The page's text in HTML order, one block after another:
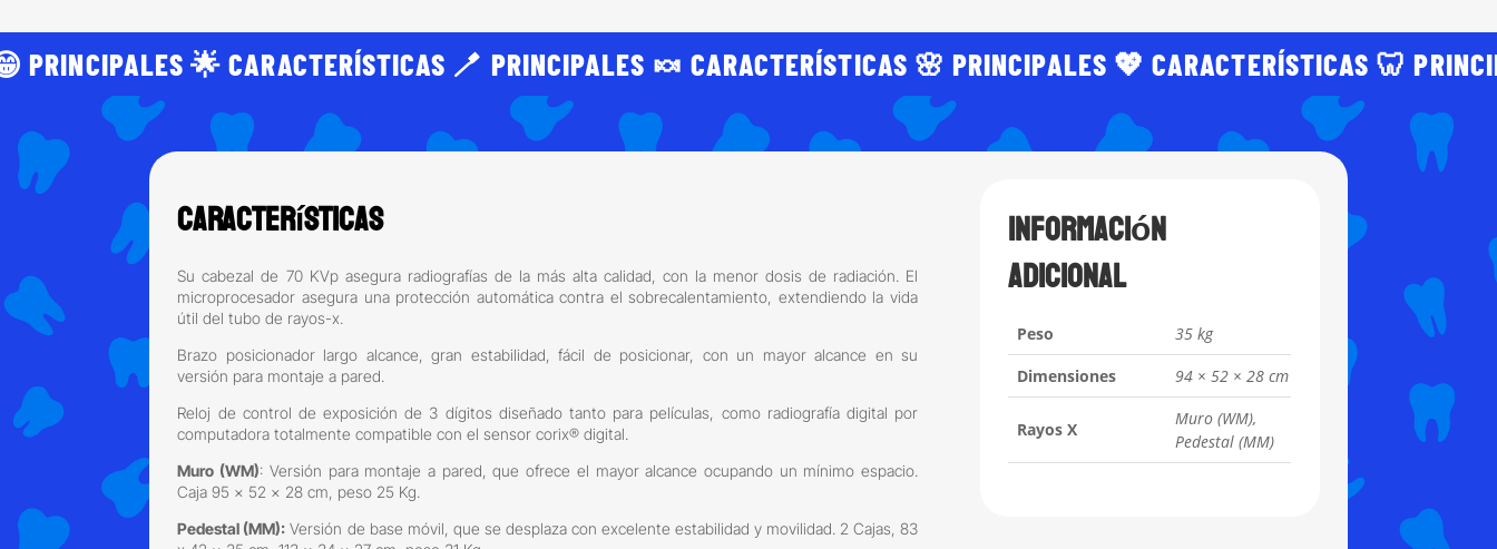
PRINCIPALES 🌟 CARACTERÍSTICAS 🪥 PRINCIPALES 🍬 CARACTERÍSTICAS 🌸 PRINCIPALES 💖 CARACTERÍSTICAS 🦷
Características
Su cabezal de 70 KVp asegura radiografías de la más alta calidad, con la menor dosis de radiación. El
microprocesador asegura una protección automática contra el sobrecalentamiento, extendiendo la vida
útil del tubo de rayos-x.
Brazo posicionador largo alcance, gran estabilidad, fácil de posicionar, con un mayor alcance en su
versión para montaje a pared.
Reloj de control de exposición de 3 dígitos diseñado tanto para películas, como radiografía digital por
computadora totalmente compatible con el sensor corix® digital.
Muro (WM): Versión para montaje a pared, que ofrece el mayor alcance ocupando un mínimo espacio.
Caja 95 x 52 x 28 cm, peso 25 Kg.
Pedestal (MM): Versión de base móvil, que se desplaza con excelente estabilidad y movilidad. 2 Cajas, 83
Información
adicional
Peso
35 kg
Dimensiones
94 × 52 × 28 cm
Rayos X
Muro (WM),
Pedestal (MM)